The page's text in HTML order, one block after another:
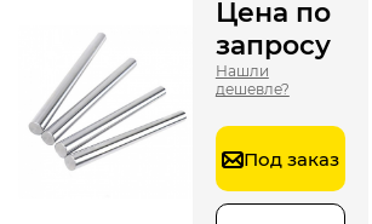
Цена по
запросу
Нашли
дешевле?
Под заказ